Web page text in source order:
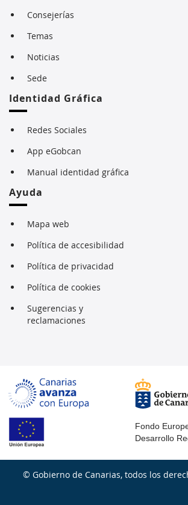
Consejerías
Temas
Noticias
Sede
Identidad Gráfica
Redes Sociales
App eGobcan
Manual identidad gráfica
Ayuda
Mapa web
Política de accesibilidad
Política de privacidad
Política de cookies
Sugerencias y
reclamaciones
Fondo
Desarrollo
© Gobierno de Canarias, todos los